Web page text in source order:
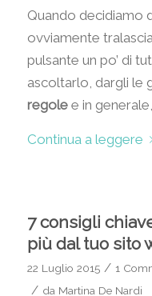
Quando decidiamo
ovviamente
pulsante un po’ di
ascoltarlo, dargli le
regolee in
Continua a leggere
7 consigli
più dal tuo sito
22 Luglio 2015 / 1
/ da Martina De Nardi